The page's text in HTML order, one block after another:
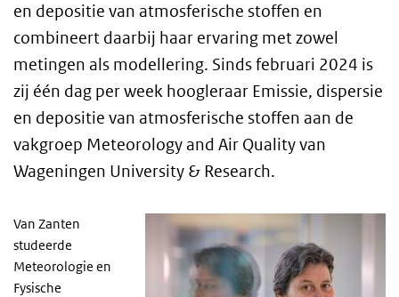
en depositie van atmosferische stoffen en
combineert daarbij haar ervaring met zowel
metingen als modellering. Sinds februari 2024 is
zij één dag per week hoogleraar Emissie, dispersie
en depositie van atmosferische stoffen aan de
vakgroep Meteorology and Air Quality van
Wageningen University & Research.
Van Zanten
studeerde
Meteorologie en
Fysische